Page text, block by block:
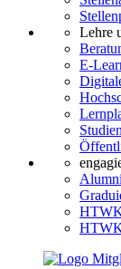
Lehre
E-
Alumni